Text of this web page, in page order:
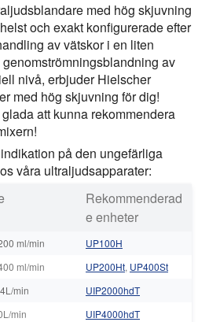
med hög skjuvning
och exakt konfigurerade efter
av vätskor i en liten
av
nivå, erbjuder Hielscher
med hög skjuvning för dig!
att kunna rekommendera
på den ungefärliga
våra ultraljudsapparater:
Rekommenderad
e enheter
ml/min
UP100H
ml/min UP200Ht, UP400St
min
UIP2000hdT
min
UIP4000hdT